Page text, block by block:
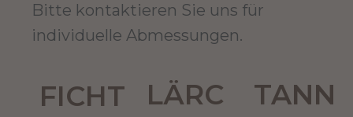
Bitte kontaktieren Sie uns für
individuelle Abmessungen.
LÄRC
FICHT
TANN